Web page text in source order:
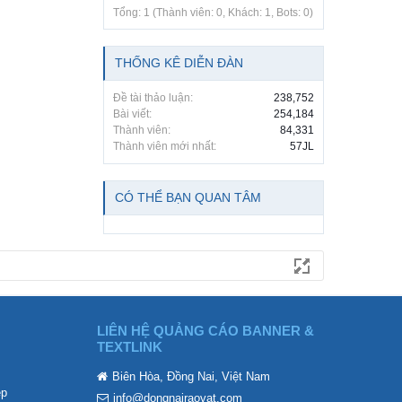
Tổng: 1 (Thành viên: 0, Khách: 1, Bots: 0)
THỐNG KÊ DIỄN ĐÀN
Đề tài thảo luận:
238,752
Bài viết:
254,184
Thành viên:
84,331
Thành viên mới nhất:
57JL
CÓ THỂ BẠN QUAN TÂM
LIÊN HỆ QUẢNG CÁO BANNER &
TEXTLINK
Biên Hòa, Đồng Nai, Việt Nam
info@dongnairaovat.com